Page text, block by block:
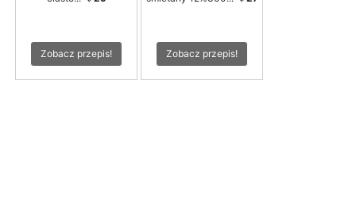
Zobacz przepis! Zobacz przepis!